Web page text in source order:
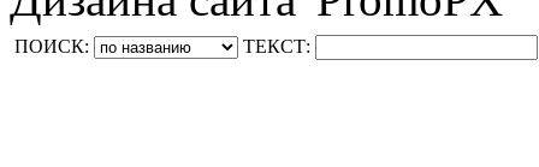
ПОИСК: ТЕКСТ: